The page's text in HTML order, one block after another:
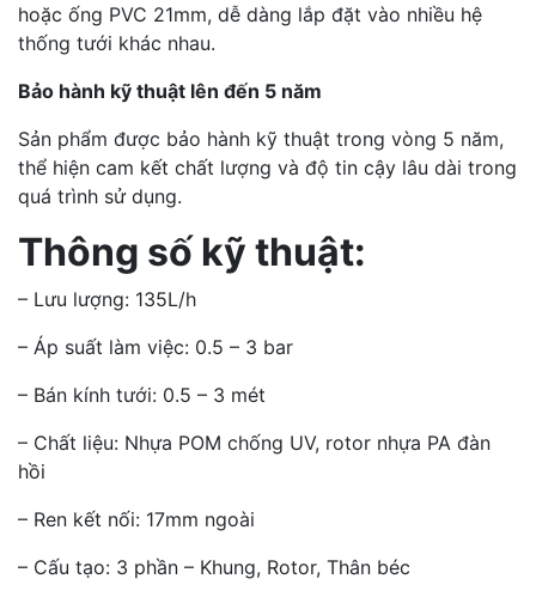
hoặc ống PVC 21mm, dễ dàng lắp đặt vào nhiều hệ
thống tưới khác nhau.
Bảo hành kỹ thuật lên đến 5 năm
Sản phẩm được bảo hành kỹ thuật trong vòng 5 năm,
thể hiện cam kết chất lượng và độ tin cậy lâu dài trong
quá trình sử dụng.
Thông số kỹ thuật:
– Lưu lượng: 135L/h
– Áp suất làm việc: 0.5 – 3 bar
– Bán kính tưới: 0.5 – 3 mét
– Chất liệu: Nhựa POM chống UV, rotor nhựa PA đàn
hồi
– Ren kết nối: 17mm ngoài
– Cấu tạo: 3 phần – Khung, Rotor, Thân béc